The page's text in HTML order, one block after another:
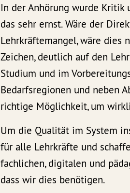
In der Anhörung wurde
das sehr ernst. Wäre der
Lehrkräftemangel, wäre dies
Zeichen, deutlich auf den
Studium und im
Bedarfsregionen und neben
richtige Möglichkeit, um
Um die Qualität im System
für alle Lehrkräfte und
fachlichen, digitalen und
dass wir dies benötigen.